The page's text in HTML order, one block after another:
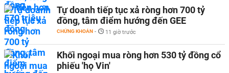
Tự doanh tiếp tục xả ròng hơn 700 tỷ
đồng, tâm điểm hướng đến GEE
CHỨNG KHOÁN - 11 giờ trước
Khối ngoại mua ròng hơn 530 tỷ đồng cổ
phiếu 'họ Vin'